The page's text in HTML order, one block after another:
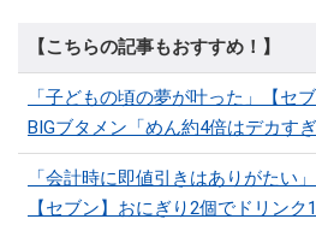
【こちらの記事もおすすめ！】
「子どもの頃の夢が叶った」【セ
BIGブタメン「めん約4倍はデカすぎ
「会計時に即値引きはありがたい
【セブン】おにぎり2個でドリン